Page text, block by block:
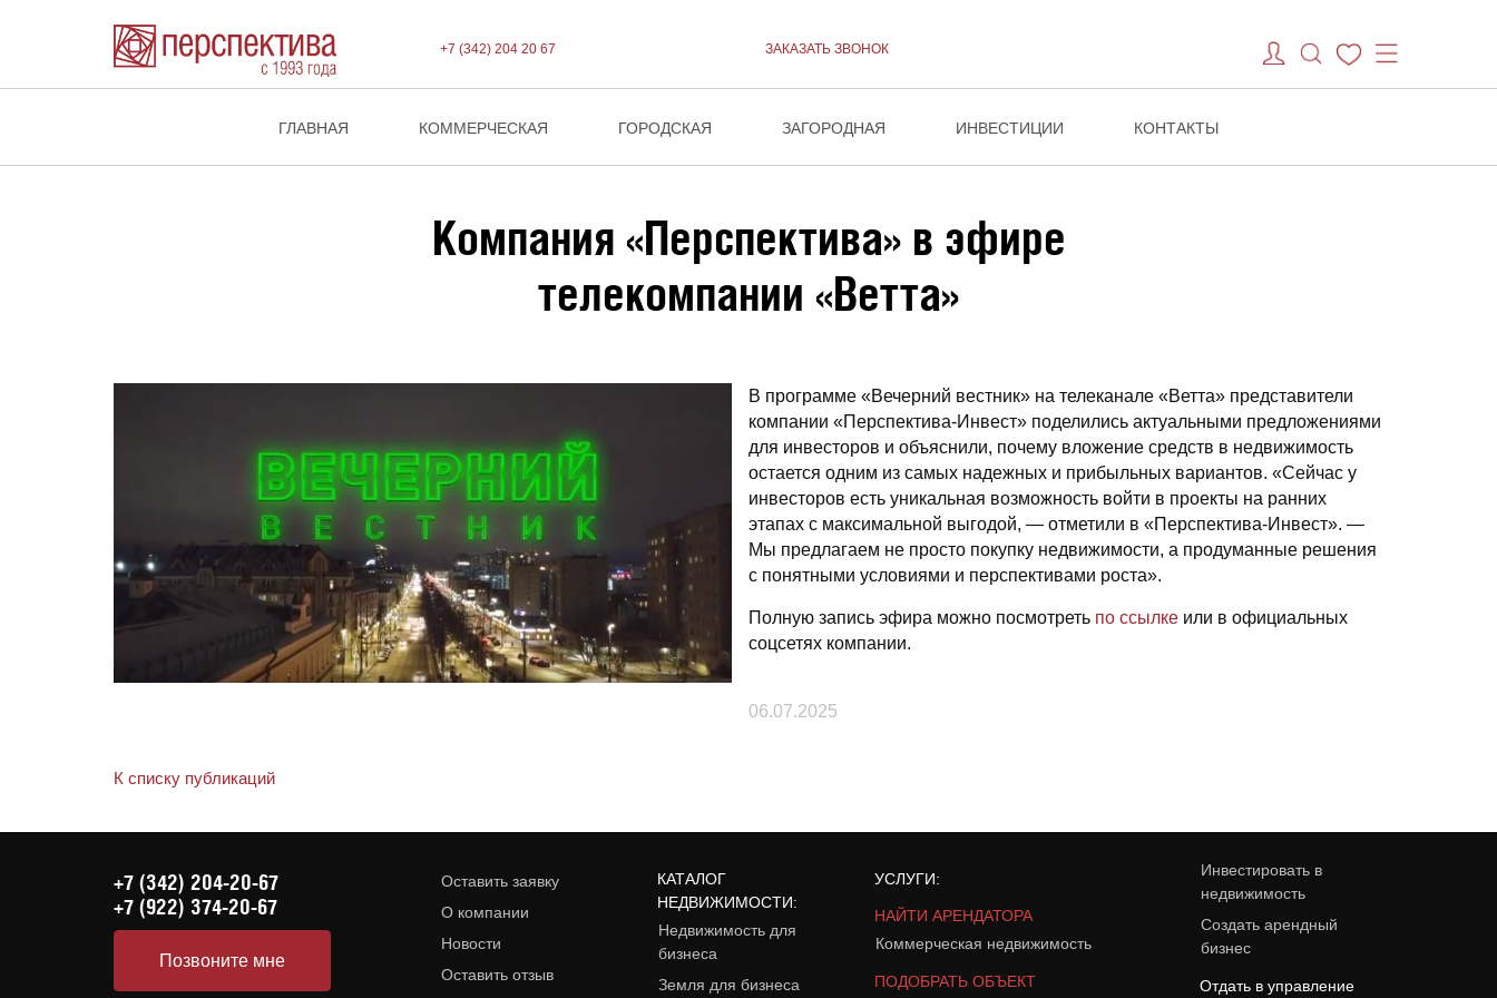
+7 (342) 204 20 67 ЗАКАЗАТЬ ЗВОНОК
ГЛАВНАЯ КОММЕРЧЕСКАЯ ГОРОДСКАЯ ЗАГОРОДНАЯ ИНВЕСТИЦИИ КОНТАКТЫ
Компания «Перспектива» в эфире
телекомпании «Ветта»
В программе «Вечерний вестник» на телеканале «Ветта» представители
компании «Перспектива-Инвест» поделились актуальными предложениями
для инвесторов и объяснили, почему вложение средств в недвижимость
остается одним из самых надежных и прибыльных вариантов. «Сейчас у
инвесторов есть уникальная возможность войти в проекты на ранних
этапах с максимальной выгодой, — отметили в «Перспектива-Инвест». —
Мы предлагаем не просто покупку недвижимости, а продуманные решения
с понятными условиями и перспективами роста».
Полную запись эфира можно посмотреть по ссылке или в официальных
соцсетях компании.
06.07.2025
К списку публикаций
+7 (342) 204-20-67
+7 (922) 374-20-67
Позвоните мне
Оставить заявку
О компании
Новости
Оставить отзыв
КАТАЛОГ
НЕДВИЖИМОСТИ:
Недвижимость для
бизнеса
Земля для бизнеса
УСЛУГИ:
НАЙТИ АРЕНДАТОРА
Коммерческая недвижимость
ПОДОБРАТЬ ОБЪЕКТ
Инвестировать в
недвижимость
Создать арендный
бизнес
Отдать в управление